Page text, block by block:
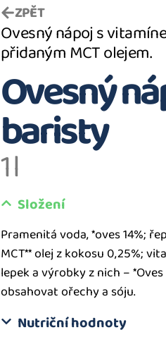
ZPĚT
Ovesný nápoj s
přidaným MCT olejem.
Ovesný
baristy
1 l
Složení
Pramenitá voda, *oves 14%;
MCT** olej z kokosu 0,25%;
lepek a výrobky z nich –
obsahovat ořechy a sóju.
Nutriční hodnoty